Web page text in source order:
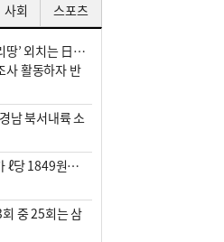
사회 스포츠
땅’ 외치는 日…
사 활동하자 반
남 북서내륙 소
ℓ당 1849원…
중 25회는 삼